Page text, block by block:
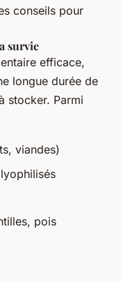
conseils pour
survie
efficace,
longue durée de
stocker. Parmi
viandes)
pois